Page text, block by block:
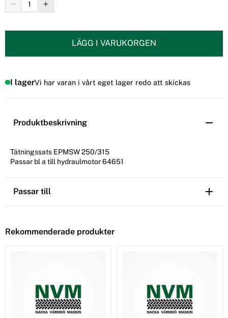
LÄGG I VARUKORGEN
I lagerVi har varan i vårt eget lager redo att skickas
Produktbeskrivning
Tätningssats EPMSW 250/315
Passar bl a till hydraulmotor 64651
Passar till
Rekommenderade produkter